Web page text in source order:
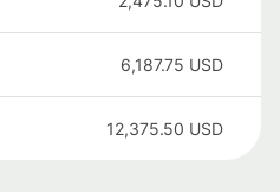
6,187.75 USD
12,375.50 USD